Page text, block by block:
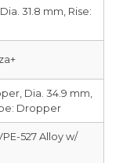
31.8 mm, Rise:
Dia. 34.9 mm,
Dropper
527 Alloy w/